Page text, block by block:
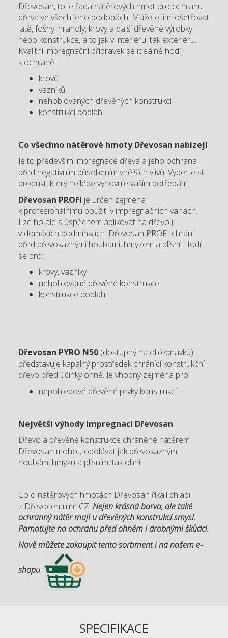
Dřevosan, to je řada nátěrových hmot pro ochranu
dřeva ve všech jeho podobách. Můžete jimi ošetřovat
latě, fošny, hranoly, krovy a další dřevěné výrobky
nebo konstrukce, a to jak v interiéru, tak exteriéru.
Kvalitní impregnační přípravek se ideálně hodí
k ochraně:
krovů
vazníků
nehoblovaných dřevěných konstrukcí
konstrukcí podlah
Co všechno nátěrové hmoty Dřevosan nabízejí
Je to především impregnace dřeva a jeho ochrana
před negativním působením vnějších vlivů. Vyberte si
produkt, který nejlépe vyhovuje vašim potřebám.
Dřevosan PROFI je určen zejména
k profesionálnímu použití v impregnačních vanách.
Lze ho ale s úspěchem aplikovat na dřevo i
v domácích podmínkách. Dřevosan PROFI chrání
před dřevokaznými houbami, hmyzem a plísní. Hodí
se pro:
krovy, vazníky
nehoblované dřevěné konstrukce
konstrukce podlah
Dřevosan PYRO N50(dostupný na objednávku)
představuje kapalný prostředek chránící konstrukční
dřevo před účinky ohně. Je vhodný zejména pro:
nepohledové dřevěné prvky konstrukcí
Největší výhody impregnací Dřevosan
Dřevo a dřevěné konstrukce chráněné nátěrem
Dřevosan mohou odolávat jak dřevokazným
houbám, hmyzu a plísním, tak ohni.
Co o nátěrových hmotách Dřevosan říkají chlapi
z Dřevocentrum CZ: Nejen krásná barva, ale také
ochranný nátěr mají u dřevěných konstrukcí smysl.
Pamatujte na ochranu před ohněm i drobnými škůdci.
Nově můžete zakoupit tento sortiment i na našem e-
shopu
SPECIFIKACE